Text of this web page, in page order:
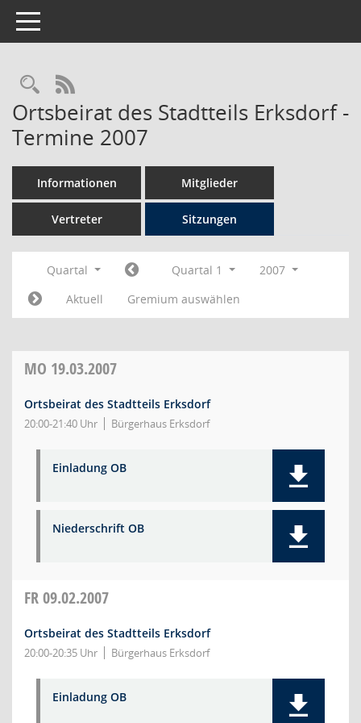
Toggle navigation
Rechercheauswahl
RSS-Feed
Ortsbeirat des Stadtteils Erksdorf -
Termine 2007
Informationen Mitglieder
Vertreter Sitzungen
Quartal Quartal 1
2007
Aktuell
Gremium auswählen
MO 19.03.2007
Ortsbeirat des Stadtteils Erksdorf
20:00-21:40 Uhr Bürgerhaus Erksdorf
Einladung OB
Niederschrift OB
FR09.02.2007
Ortsbeirat des Stadtteils Erksdorf
20:00-20:35 Uhr Bürgerhaus Erksdorf
Einladung OB